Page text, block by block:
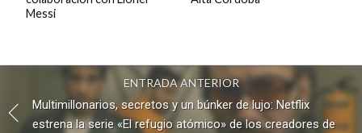
Messi
ENTRADA ANTERIOR
Multimillonarios, secretos y un búnker de lujo: Netflix
estrena la serie «El refugio atómico» de los creadores de